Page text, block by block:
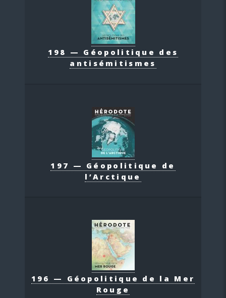
198 — Géopolitique des
antisémitismes
197 — Géopolitique de
l’Arctique
196 — Géopolitique de la Mer
Rouge